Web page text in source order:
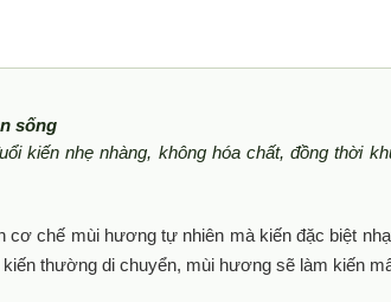
sống
kiến nhẹ nhàng, không hóa chất, đồng thời
cơ chế mùi hương tự nhiên mà kiến đặc biệt
thường di chuyển, mùi hương sẽ làm kiến